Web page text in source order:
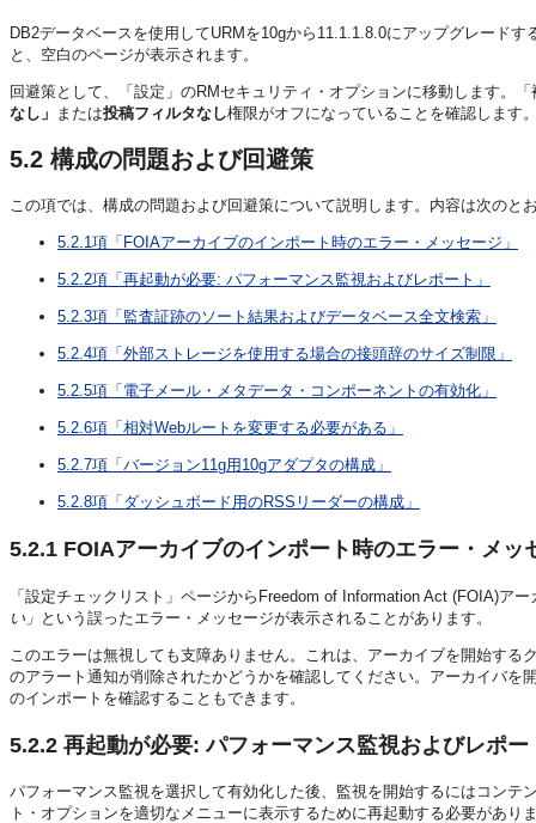
DB2データベースを使用してURMを10gから11.1.1.8.0にアップグレード
と、空白のページが表示されます。
回避策として、「設定」のRMセキュリティ・オプションに移動します。
なし」
または投稿フィルタなし権限がオフになっていることを確認します
5.2 構成の問題および回避策
この項では、構成の問題および回避策について説明します。内容は次のと
5.2.1項「FOIAアーカイブのインポート時のエラー・メッセージ」
5.2.2項「再起動が必要: パフォーマンス監視およびレポート」
5.2.3項「監査証跡のソート結果およびデータベース全文検索」
5.2.4項「外部ストレージを使用する場合の接頭辞のサイズ制限」
5.2.5項「電子メール・メタデータ・コンポーネントの有効化」
5.2.6項「相対Webルートを変更する必要がある」
5.2.7項「バージョン11g用10gアダプタの構成」
5.2.8項「ダッシュボード用のRSSリーダーの構成」
5.2.1 FOIAアーカイブのインポート時のエラー・メッ
「設定チェックリスト」ページからFreedom of Information Act (FOIA)ア
い」 という誤ったエラー・メッセージが表示されることがあります。
このエラーは無視しても支障ありません。これは、アーカイブを開始す
のアラート通知が削除されたかどうかを確認してください。アーカイバ
のインポートを確認することもできます。
5.2.2 再起動が必要: パフォーマンス監視およびレポー
パフォーマンス監視を選択して有効化した後、監視を開始するにはコン
ト・オプションを適切なメニューに表示するために再起動する必要があり